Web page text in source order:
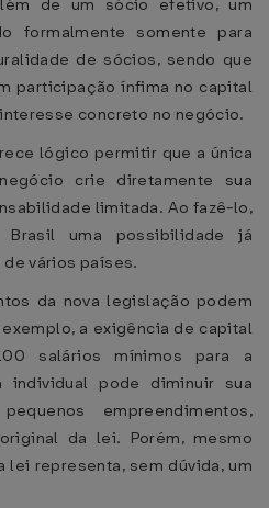
de um sócio efetivo, um
formalmente somente para
de sócios, sendo que
participação ínfima no capital
concreto no negócio.
lógico permitir que a única
crie diretamente sua
limitada. Ao fazê-lo,
uma possibilidade já
vários países.
da nova legislação podem
a exigência de capital
salários mínimos para a
individual pode diminuir sua
empreendimentos,
da lei. Porém, mesmo
lei representa, sem dúvida, um